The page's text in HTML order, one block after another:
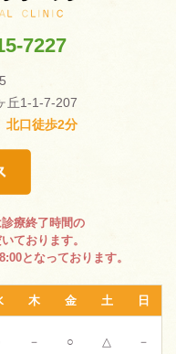
7227
丘1-1-7-207
北口徒歩2分
療終了時間の
ております。
となっております。
木 金 土 日
－ ○ △ －